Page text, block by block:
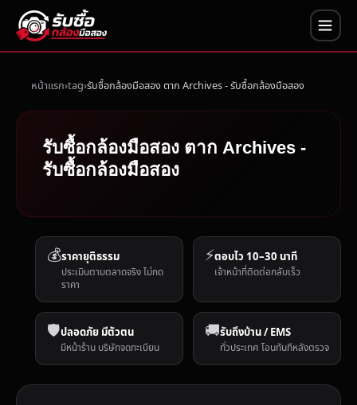
หน้าแรก tag รับซื้อกล้องมือสอง ตาก Archives - รับซื้อกล้องมือสอง
รับซื้อกล้องมือสอง ตาก Archives -
รับซื้อกล้องมือสอง
💰ราคายุติธรรม
ประเมินตามตลาดจริง ไม่กด
ราคา
⚡ตอบไว 10–30 นาที
เจ้าหน้าที่ติดต่อกลับเร็ว
🛡️ปลอดภัย มีตัวตน
มีหน้าร้าน บริษัทจดทะเบียน
🚚รับถึงบ้าน / EMS
ทั่วประเทศ โอนทันทีหลังตรวจ